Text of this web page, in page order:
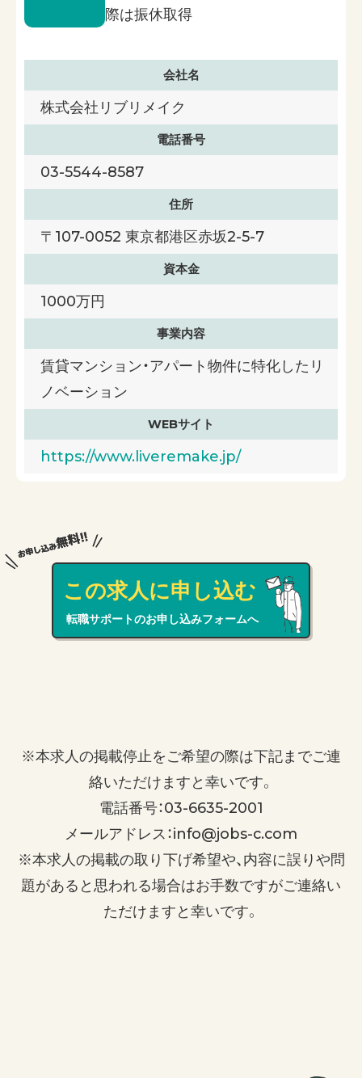
際は振休取得
会社名
株式会社リブリメイク
電話番号
03-5544-8587
住所
〒107-0052 東京都港区赤坂2-5-7
資本金
1000万円
事業内容
賃貸マンション・アパート物件に特化したリ
ノベーション
WEBサイト
https://www.liveremake.jp/
この求人に申し込む
転職サポートのお申し込みフォームへ
※本求人の掲載停止をご希望の際は下記までご連
絡いただけますと幸いです。
電話番号：03-6635-2001
メールアドレス：info@jobs-c.com
※本求人の掲載の取り下げ希望や、内容に誤りや問
題があると思われる場合はお手数ですがご連絡い
ただけますと幸いです。